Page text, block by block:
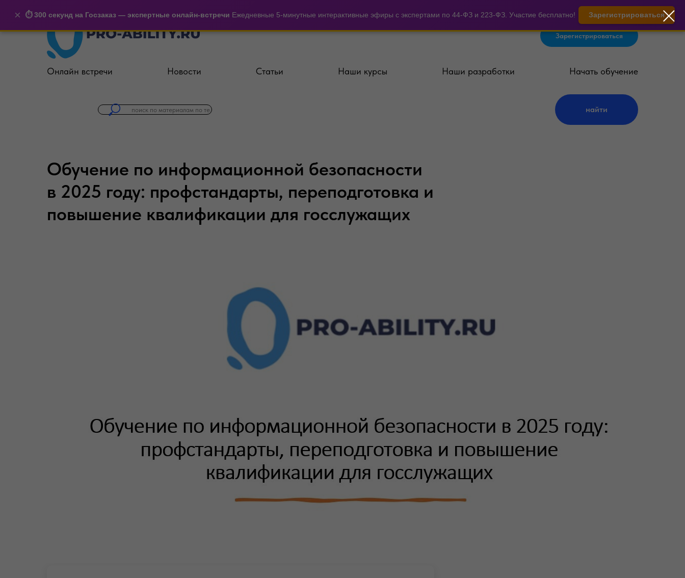
× ⏱️ 300 секунд на Госзаказ — экспертные онлайн-встречи Ежедневные 5-минутные интерактивные эфиры с экспертами по 44-ФЗ и 223-ФЗ. Участие бесплатно! Зарегистрироваться
Зарегистрироваться
Онлайн встречи Новости Статьи Наши курсы Наши разработки Начать обучение
найти
Обучение по информационной безопасности
в 2025 году: профстандарты, переподготовка и
повышение квалификации для госслужащих